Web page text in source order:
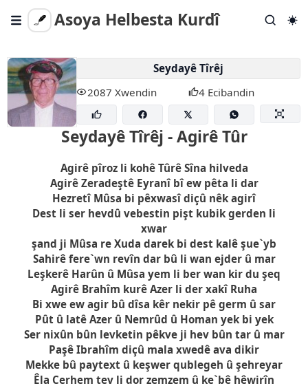
Asoya Helbesta Kurdî
Gotar
Helbestên Tevlihev
Helbest Bişîne
Lêgerîna Berfireh
Em Kî Ne?
Seydayê Tîrêj
2087 Xwendin
4 Ecibandin
Seydayê Tîrêj - Agirê Tûr
Agirê pîroz li kohê Tûrê Sîna hilveda
Agirê Zeradeştê Eyranî bî ew pêta li dar
Hezretî Mûsa bi pêxwasî diçû nêk agirî
Dest li ser hevdû vebestin pişt kubik gerden li
xwar
şand ji Mûsa re Xuda darek bi dest kalê şue`yb
Sahirê fere`wn revîn dar bû li wan ejder û mar
Leşkerê Harûn û Mûsa yem li ber wan kir du şeq
Agirê Brahîm kurê Azer li der xakî Ruha
Bi xwe ew agir bû dîsa kêr nekir pê germ û sar
Pût û latê Azer û Nemrûd û Homan yek bi yek
Ser nixûn bûn levketin pêkve ji hev bûn tar û mar
Paşê Ibrahîm diçû mala xwedê ava dikir
Mekke bû paytext û keşwer qublegeh û şehreyar
Êla Cerhem tev li dor zemzem û ke`bê hêwirîn